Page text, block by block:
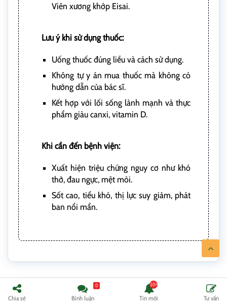
Viên xương khớp Eisai.
Lưu ý khi sử dụng thuốc:
Uống thuốc đúng liều và cách sử dụng.
Không tự y án mua thuốc mà không có
hướng dẫn của bác sĩ.
Kết hợp với lối sống lành mạnh và thực
phẩm giàu canxi, vitamin D.
Khi cần đến bệnh viện:
Xuất hiện triệu chứng nguy cơ như khó
thở, đau ngực, mệt mỏi.
Sốt cao, tiểu khó, thị lực suy giảm, phát
ban nổi mẩn.
Đau Mỏi Vai Gáy Nên Ăn Gì, Kiêng Ăn Gì
Chia sẻ Bình luận
0
Tin mới Tư vấn